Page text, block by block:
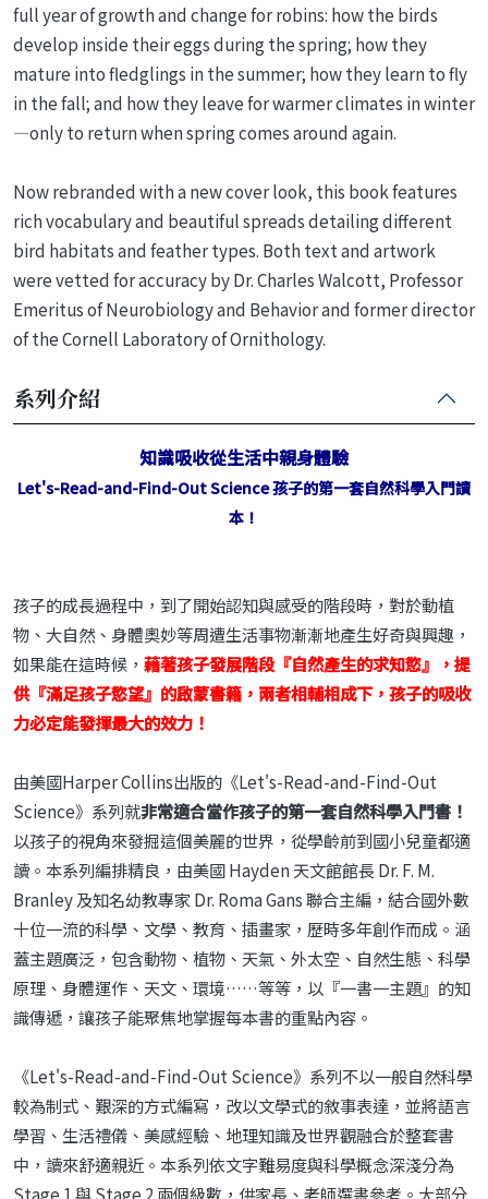
full year of growth and change for robins: how the birds
develop inside their eggs during the spring; how they
mature into fledglings in the summer; how they learn to fly
in the fall; and how they leave for warmer climates in winter
—only to return when spring comes around again.
Now rebranded with a new cover look, this book features
rich vocabulary and beautiful spreads detailing different
bird habitats and feather types. Both text and artwork
were vetted for accuracy by Dr. Charles Walcott, Professor
Emeritus of Neurobiology and Behavior and former director
of the Cornell Laboratory of Ornithology.
系列介紹
知識吸收從生活中親身體驗
Let's-Read-and-Find-Out Science 孩子的第一套自然科學入門讀
本！
孩子的成長過程中，到了開始認知與感受的階段時，對於動植
物、大自然、身體奧妙等周遭生活事物漸漸地產生好奇與興趣，
如果能在這時候， 藉著孩子發展階段『自然產生的求知慾』，提
供『滿足孩子慾望』的啟蒙書籍，兩者相輔相成下，孩子的吸收
力必定能發揮最大的效力！
由美國Harper Collins出版的《Let's-Read-and-Find-Out
Science》系列就非常適合當作孩子的第一套自然科學入門書！
以孩子的視角來發掘這個美麗的世界，從學齡前到國小兒童都適
讀。本系列編排精良，由美國 Hayden 天文館館長 Dr. F. M.
Branley 及知名幼教專家 Dr. Roma Gans 聯合主編，結合國外數
十位一流的科學、文學、教育、插畫家，歷時多年創作而成。涵
蓋主題廣泛，包含動物、植物、天氣、外太空、自然生態、科學
原理、身體運作、天文、環境……等等，以『一書一主題』的知
識傳遞，讓孩子能聚焦地掌握每本書的重點內容。
《Let's-Read-and-Find-Out Science》系列不以一般自然科學
較為制式、艱深的方式編寫，改以文學式的敘事表達，並將語言
學習、生活禮儀、美感經驗、地理知識及世界觀融合於整套書
中，讀來舒適親近。本系列依文字難易度與科學概念深淺分為
Stage 1 與 Stage 2 兩個級數，供家長、老師選書參考。大部分